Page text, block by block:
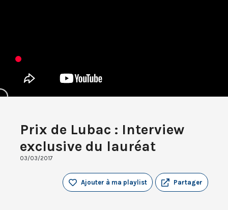
Prix de Lubac : Interview
exclusive du lauréat
03/03/2017
Partager
Ajouter à ma playlist